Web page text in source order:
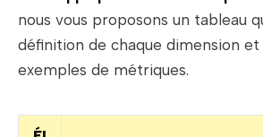
nous vous proposons un tableau
définition de chaque dimension et
exemples de métriques.